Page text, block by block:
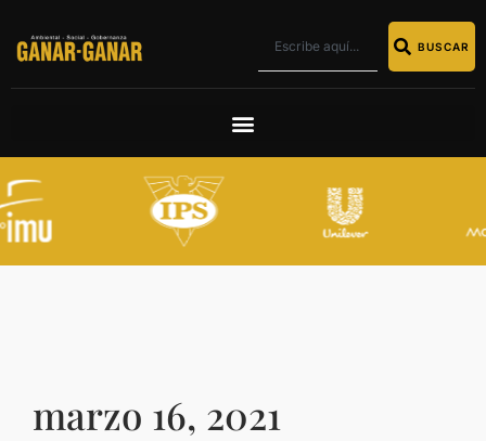
BUSCAR
marzo 16, 2021